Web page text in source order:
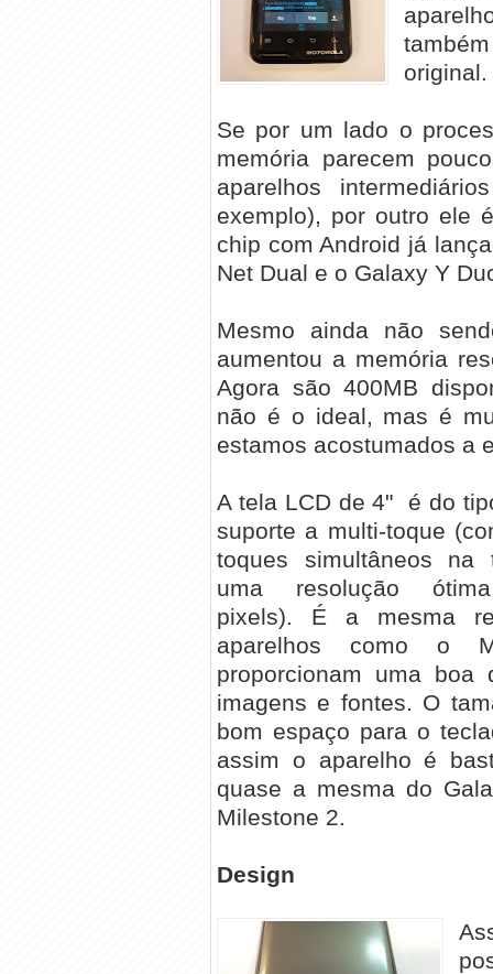
original.
Se por um lado o
memória parecem
aparelhos
exemplo), por outro ele
chip com Android já
Net Dual e o Galaxy Y
Mesmo ainda não
aumentou a memória
Agora são 400MB
não é o ideal, mas é
estamos acostumados a
A tela LCD de 4" é do
suporte a multi-toque
toques simultâneos
uma resolução
pixels). É a mesma
aparelhos como o
proporcionam uma boa
imagens e fontes. O
bom espaço para o
assim o aparelho é
quase a mesma do
Milestone 2.
Design